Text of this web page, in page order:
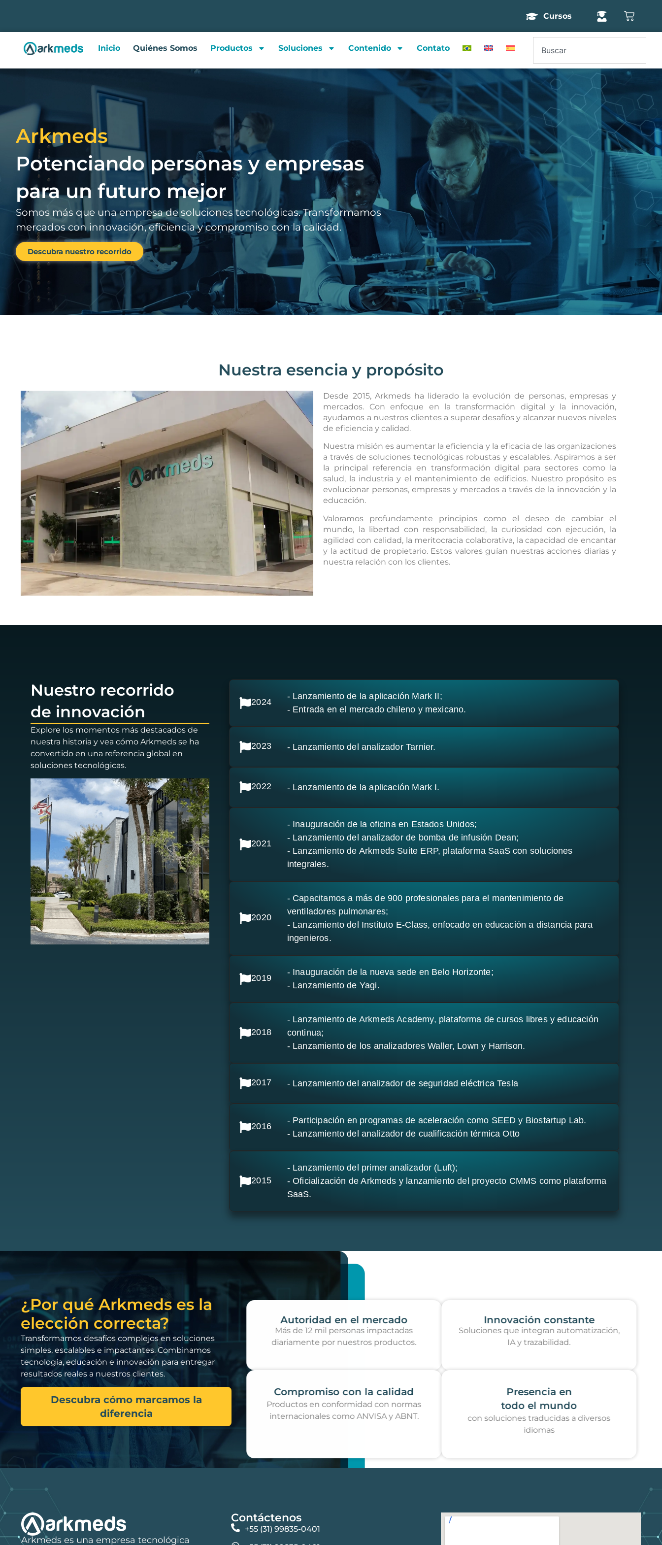
Cursos
Inicio Quiénes Somos Productos Soluciones Contenido Contato
Arkmeds
Potenciando personas y empresas
para un futuro mejor
Somos más que una empresa de soluciones tecnológicas. Transformamos
mercados con innovación, eficiencia y compromiso con la calidad.
Descubra nuestro recorrido
Nuestra esencia y propósito
Desde 2015, Arkmeds ha liderado la evolución de personas, empresas y
mercados. Con enfoque en la transformación digital y la innovación,
ayudamos a nuestros clientes a superar desafíos y alcanzar nuevos niveles
de eficiencia y calidad.
Nuestra misión es aumentar la eficiencia y la eficacia de las organizaciones
a través de soluciones tecnológicas robustas y escalables. Aspiramos a ser
la principal referencia en transformación digital para sectores como la
salud, la industria y el mantenimiento de edificios. Nuestro propósito es
evolucionar personas, empresas y mercados a través de la innovación y la
educación.
Valoramos profundamente principios como el deseo de cambiar el
mundo, la libertad con responsabilidad, la curiosidad con ejecución, la
agilidad con calidad, la meritocracia colaborativa, la capacidad de encantar
y la actitud de propietario. Estos valores guían nuestras acciones diarias y
nuestra relación con los clientes.
Nuestro recorrido
de innovación
Explore los momentos más destacados de
nuestra historia y vea cómo Arkmeds se ha
convertido en una referencia global en
soluciones tecnológicas.
2024
- Lanzamiento de la aplicación Mark II;
- Entrada en el mercado chileno y mexicano.
2023 - Lanzamiento del analizador Tarnier.
2022 - Lanzamiento de la aplicación Mark I.
2021
- Inauguración de la oficina en Estados Unidos;
- Lanzamiento del analizador de bomba de infusión Dean;
- Lanzamiento de Arkmeds Suite ERP, plataforma SaaS con soluciones
integrales.
2020
- Capacitamos a más de 900 profesionales para el mantenimiento de
ventiladores pulmonares;
- Lanzamiento del Instituto E-Class, enfocado en educación a distancia para
ingenieros.
2019
- Inauguración de la nueva sede en Belo Horizonte;
- Lanzamiento de Yagi.
2018
- Lanzamiento de Arkmeds Academy, plataforma de cursos libres y educación
continua;
- Lanzamiento de los analizadores Waller, Lown y Harrison.
2017 - Lanzamiento del analizador de seguridad eléctrica Tesla
2016
- Participación en programas de aceleración como SEED y Biostartup Lab.
- Lanzamiento del analizador de cualificación térmica Otto
2015
- Lanzamiento del primer analizador (Luft);
- Oficialización de Arkmeds y lanzamiento del proyecto CMMS como plataforma
SaaS.
¿Por qué Arkmeds es la
elección correcta?
Transformamos desafíos complejos en soluciones
simples, escalables e impactantes. Combinamos
tecnología, educación e innovación para entregar
resultados reales a nuestros clientes.
Descubra cómo marcamos la
diferencia
Autoridad en el mercado
Más de 12 mil personas impactadas
diariamente por nuestros productos.
Innovación constante
Soluciones que integran automatización,
IA y trazabilidad.
Compromiso con la calidad
Productos en conformidad con normas
internacionales como ANVISA y ABNT.
Presencia en
todo el mundo
con soluciones traducidas a diversos
idiomas
Arkmeds es una empresa tecnológica
Contáctenos
+55 (31) 99835-0401